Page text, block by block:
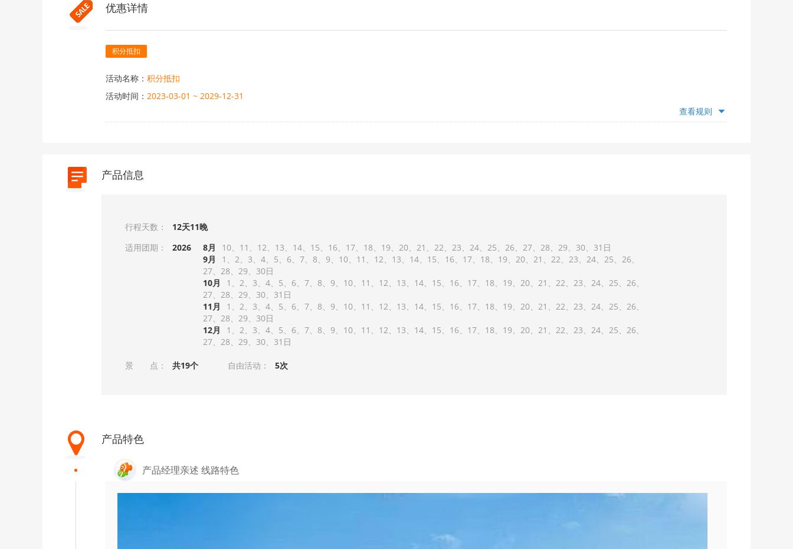
优惠详情
积分抵扣
活动名称： 积分抵扣
活动时间： 2023-03-01 ~ 2029-12-31
查看规则
产品信息
行程天数：
12天11晚
适用团期：
2026 8月 10 11 12 13 14 15 16 17 18 19 20 21 22 23 24 25 26 27 28 29 30
31
9月
1 2 3 4 5 6 7 8 9 10 11 12 13 14 15 16 17 18 19 20 21 22 23 24 25
26
27
28 29
30
10月
1 2 3 4 5 6 7 8 9 10 11 12 13 14 15 16 17 18 19 20 21 22 23 24 25
26
27
28 29 30
31
11月
1 2 3 4 5 6 7 8 9 10 11 12 13 14 15 16 17 18 19 20 21 22 23 24 25
26
27
28 29
30
12月
1 2 3 4 5 6 7 8 9 10 11 12 13 14 15 16 17 18 19 20 21 22 23 24 25
26
27
28 29 30 31
景 点： 共19个 自由活动： 5次
产品特色
产品经理亲述 线路特色